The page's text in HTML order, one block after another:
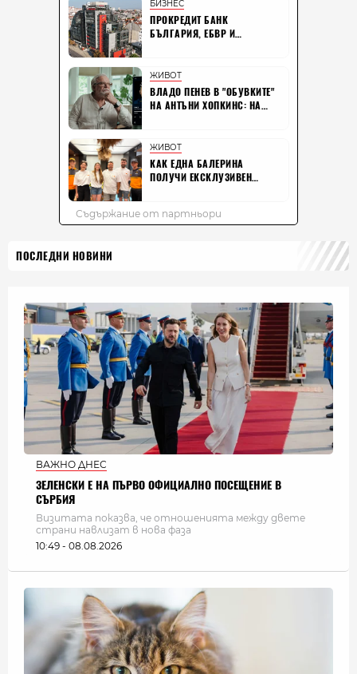
ПОСЛЕДНИ НОВИНИ
ВАЖНО ДНЕС
ЗЕЛЕНСКИ Е НА ПЪРВО ОФИЦИАЛНО ПОСЕЩЕНИЕ В
СЪРБИЯ
Визитата показва, че отношенията между двете
страни навлизат в нова фаза
10:49 - 08.08.2026